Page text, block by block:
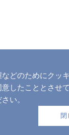
どのためにクッ
したこととさせ
い。
閉